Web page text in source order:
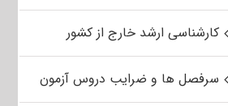
کارشناسی ارشد خارج از کشور
سرفصل ها و ضرایب دروس آزمون